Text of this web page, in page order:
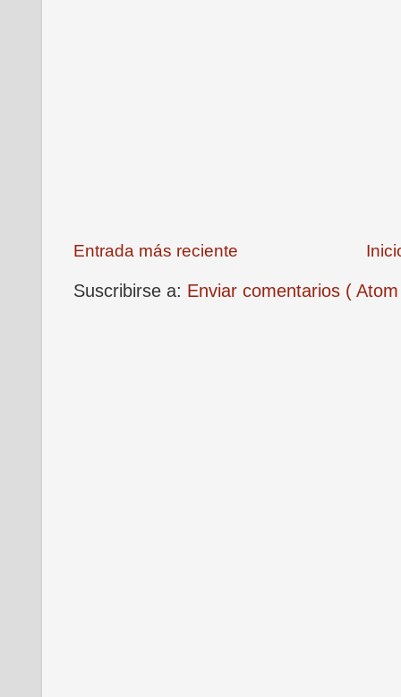
Entrada más reciente
Suscribirse a: Enviar comentarios (